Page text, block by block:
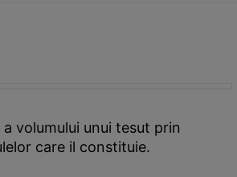
a volumului unui tesut prin
care il constituie.